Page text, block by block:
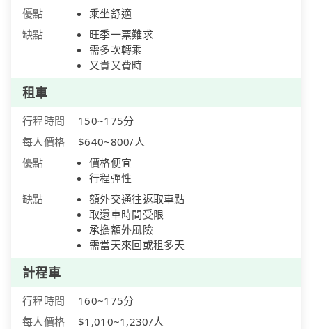
優點
乘坐舒適
缺點
旺季一票難求
需多次轉乘
又貴又費時
租車
行程時間
150~175分
每人價格
$640~800/人
優點
價格便宜
行程彈性
缺點
額外交通往返取車點
取還車時間受限
承擔額外風險
需當天來回或租多天
計程車
行程時間
160~175分
每人價格
$1,010~1,230/人